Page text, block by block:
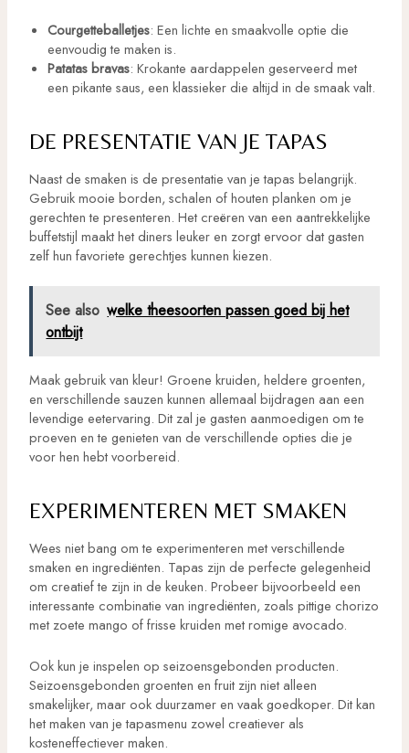
Courgetteballetjes: Een lichte en smaakvolle optie die
eenvoudig te maken is.
Patatas bravas: Krokante aardappelen geserveerd met
een pikante saus, een klassieker die altijd in de smaak valt.
DE PRESENTATIE VAN JE TAPAS
Naast de smaken is de presentatie van je tapas belangrijk.
Gebruik mooie borden, schalen of houten planken om je
gerechten te presenteren. Het creëren van een aantrekkelijke
buffetstijl maakt het diners leuker en zorgt ervoor dat gasten
zelf hun favoriete gerechtjes kunnen kiezen.
See also welke theesoorten passen goed bij het
ontbijt
Maak gebruik van kleur! Groene kruiden, heldere groenten,
en verschillende sauzen kunnen allemaal bijdragen aan een
levendige eetervaring. Dit zal je gasten aanmoedigen om te
proeven en te genieten van de verschillende opties die je
voor hen hebt voorbereid.
EXPERIMENTEREN MET SMAKEN
Wees niet bang om te experimenteren met verschillende
smaken en ingrediënten. Tapas zijn de perfecte gelegenheid
om creatief te zijn in de keuken. Probeer bijvoorbeeld een
interessante combinatie van ingrediënten, zoals pittige chorizo
met zoete mango of frisse kruiden met romige avocado.
Ook kun je inspelen op seizoensgebonden producten.
Seizoensgebonden groenten en fruit zijn niet alleen
smakelijker, maar ook duurzamer en vaak goedkoper. Dit kan
het maken van je tapasmenu zowel creatiever als
kosteneffectiever maken.